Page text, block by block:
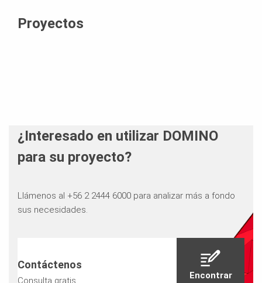
Proyectos
¿Interesado en utilizar DOMINO
para su proyecto?
Llámenos al +56 2 2444 6000 para analizar más a fondo
sus necesidades.
Contáctenos
Consulta gratis
Encontrar